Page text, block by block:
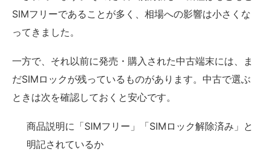
SIMフリーであることが多く、相場への影響は小さくな
ってきました。
一方で、それ以前に発売・購入された中古端末には、ま
だSIMロックが残っているものがあります。中古で選ぶ
ときは次を確認しておくと安心です。
商品説明に「SIMフリー」「SIMロック解除済み」と
明記されているか